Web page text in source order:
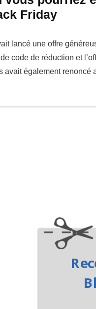
Friday
lancé une offre
code de réduction et
également renoncé